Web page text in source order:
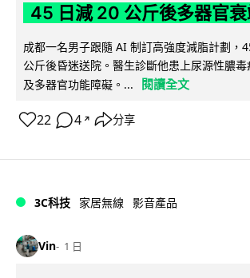
45 日減 20 公斤後多器官
成都一名男子跟隨 AI 制訂高強度減脂計劃，
公斤後昏迷送院。醫生診斷他患上尿源性膿
及多器官功能障礙。...
閱讀全文
22 4 ↗ 分享
3C科技 家居無線 影音產品
Vin 1 日